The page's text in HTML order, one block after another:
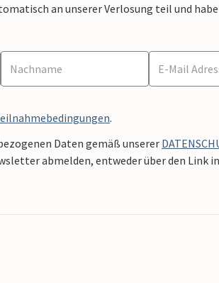
an unserer Verlosung teil und
.
Daten gemäß unserer
abmelden, entweder über den Link